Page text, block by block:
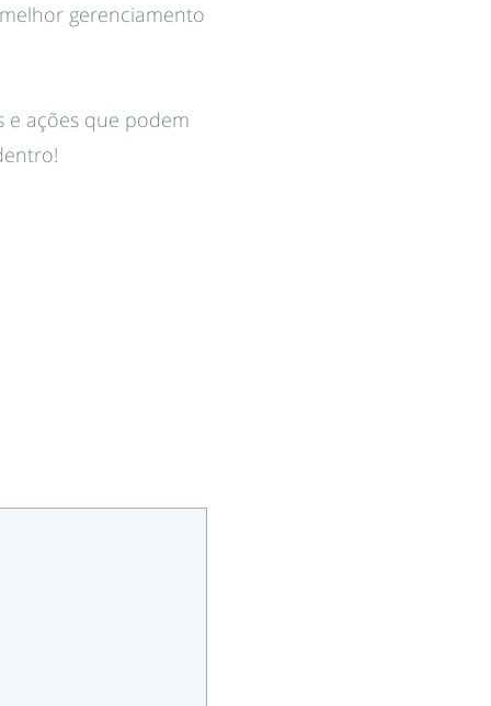
gerenciamento
e ações que podem